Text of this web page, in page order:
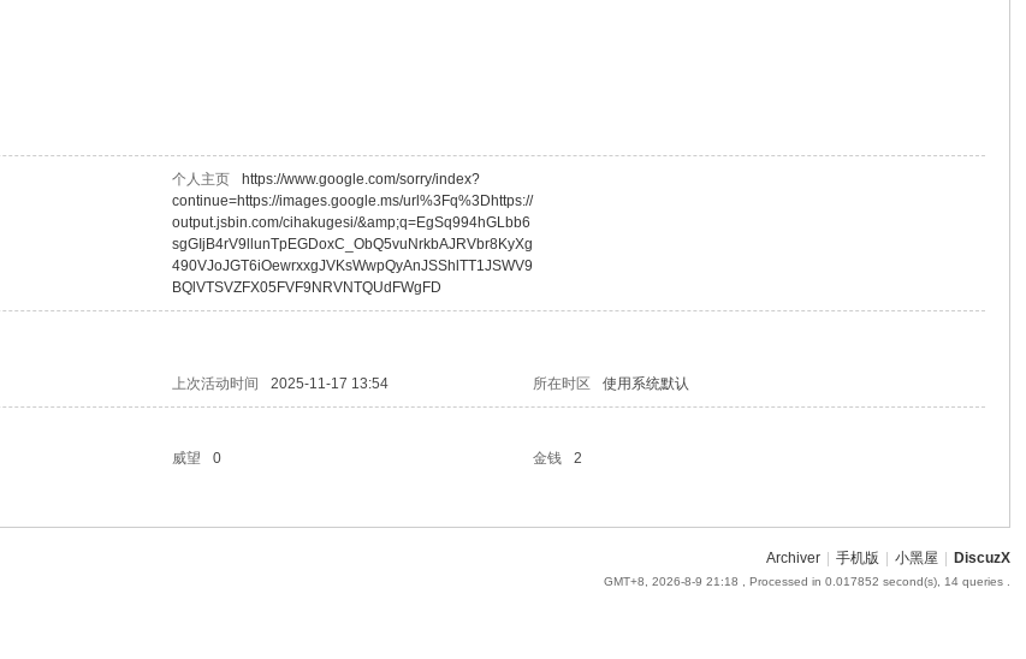
个人主页
https://www.google.com/sorry/index?
continue=https://images.google.ms/url%3Fq%3Dhttps://
output.jsbin.com/cihakugesi/&amp;q=EgSq994hGLbb6
sgGIjB4rV9llunTpEGDoxC_ObQ5vuNrkbAJRVbr8KyXg
490VJoJGT6iOewrxxgJVKsWwpQyAnJSShlTT1JSWV9
BQlVTSVZFX05FVF9NRVNTQUdFWgFD
上次活动时间 2025-11-17 13:54 所在时区 使用系统默认
威望 0 金钱
2
Archiver 手机版 小黑屋 DiscuzX
GMT+8, 2026-8-9 21:18 , Processed in 0.017852 second(s), 14 queries .